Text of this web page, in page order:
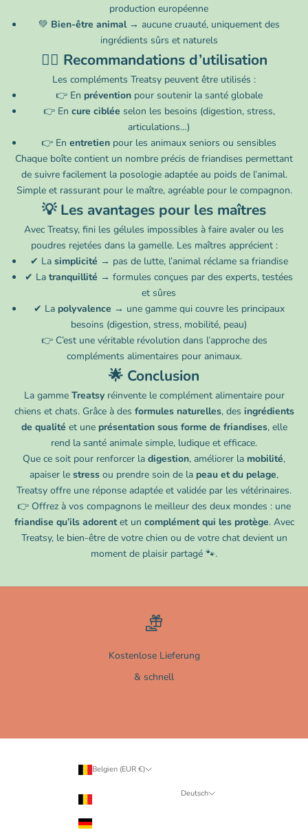
production européenne
💚 Bien-être animal→ aucune cruauté, uniquement des
ingrédients sûrs et naturels
👩‍⚕️ Recommandations d’utilisation
Les compléments Treatsy peuvent être utilisés :
👉 En préventionpour soutenir la santé globale
👉 En cure ciblée selon les besoins (digestion, stress,
articulations…)
👉 En entretien pour les animaux seniors ou sensibles
Chaque boîte contient un nombre précis de friandises permettant
de suivre facilement la posologie adaptée au poids de l’animal.
Simple et rassurant pour le maître, agréable pour le compagnon.
💡 Les avantages pour les maîtres
Avec Treatsy, fini les gélules impossibles à faire avaler ou les
poudres rejetées dans la gamelle. Les maîtres apprécient :
✔ La simplicité → pas de lutte, l’animal réclame sa friandise
✔ La tranquillité → formules conçues par des experts, testées
et sûres
✔ La polyvalence → une gamme qui couvre les principaux
besoins (digestion, stress, mobilité, peau)
👉 C’est une véritable révolution dans l’approche des
compléments alimentaires pour animaux.
🌟 Conclusion
La gamme Treatsyréinvente le complément alimentaire pour
chiens et chats. Grâce à des formules naturelles, des ingrédients
de qualité et une présentation sous forme de friandises, elle
rend la santé animale simple, ludique et efficace.
Que ce soit pour renforcer la digestion, améliorer la mobilité,
apaiser le stress ou prendre soin de la peau et du pelage,
Treatsy offre une réponse adaptée et validée par les vétérinaires.
👉 Offrez à vos compagnons le meilleur des deux mondes : une
friandise qu’ils adorentet un complément qui les protège. Avec
Treatsy, le bien-être de votre chien ou de votre chat devient un
moment de plaisir partagé 🐾.
Kostenlose Lieferung
& schnell
Belgien (EUR €)
Deutsch